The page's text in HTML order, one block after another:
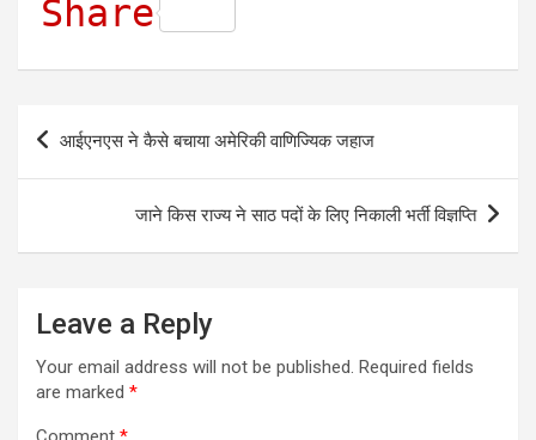
t
s
A
e
b
o
k
s
s
n
g
e
i
t
t
e
r
i
l
e
r
a
m
Share
Post
navigation
आईएनएस ने कैसे बचाया अमेरिकी वाणिज्यिक जहाज
जाने किस राज्य ने साठ पदों के लिए निकाली भर्ती विज्ञप्ति
Leave a Reply
Your email address will not be published. Required fields
are marked *